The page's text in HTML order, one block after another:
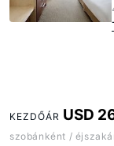
KEZDŐÁR USD
szobánként /